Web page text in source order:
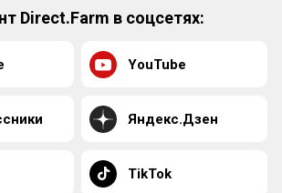
Direct.Farm в соцсетях:
YouTube
Яндекс.Дзен
TikTok